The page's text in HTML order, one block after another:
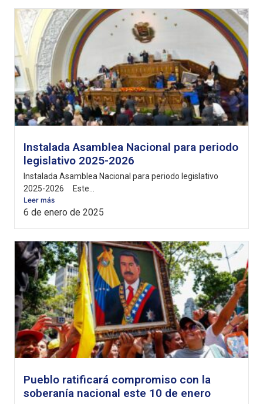
Instalada Asamblea Nacional para periodo
legislativo 2025-2026
Instalada Asamblea Nacional para periodo legislativo
2025-2026 Este...
Leer más
6 de enero de 2025
Pueblo ratificará compromiso con la
soberanía nacional este 10 de enero